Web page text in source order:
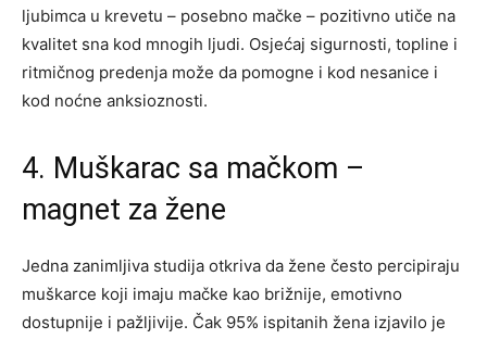
ljubimca u krevetu – posebno mačke – pozitivno utiče na
kvalitet sna kod mnogih ljudi. Osjećaj sigurnosti, topline i
ritmičnog predenja može da pomogne i kod nesanice i
kod noćne anksioznosti.
4. Muškarac sa mačkom –
magnet za žene
Jedna zanimljiva studija otkriva da žene često percipiraju
muškarce koji imaju mačke kao brižnije, emotivno
dostupnije i pažljivije. Čak 95% ispitanih žena izjavilo je